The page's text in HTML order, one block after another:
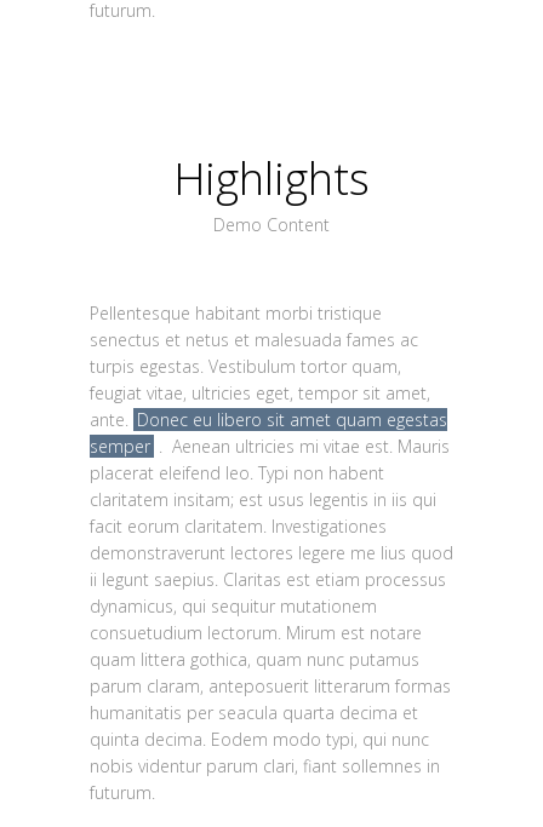
futurum.
Highlights
Demo Content
Pellentesque habitant morbi tristique
senectus et netus et malesuada fames ac
turpis egestas. Vestibulum tortor quam,
feugiat vitae, ultricies eget, tempor sit amet,
ante. Donec eu libero sit amet quam egestas
semper . Aenean ultricies mi vitae est. Mauris
placerat eleifend leo. Typi non habent
claritatem insitam; est usus legentis in iis qui
facit eorum claritatem. Investigationes
demonstraverunt lectores legere me lius quod
ii legunt saepius. Claritas est etiam processus
dynamicus, qui sequitur mutationem
consuetudium lectorum. Mirum est notare
quam littera gothica, quam nunc putamus
parum claram, anteposuerit litterarum formas
humanitatis per seacula quarta decima et
quinta decima. Eodem modo typi, qui nunc
nobis videntur parum clari, fiant sollemnes in
futurum.